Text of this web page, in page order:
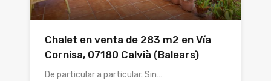
Chalet en venta de 283 m2 en Vía
Cornisa, 07180 Calvià (Balears)
De particular a particular. Sin…